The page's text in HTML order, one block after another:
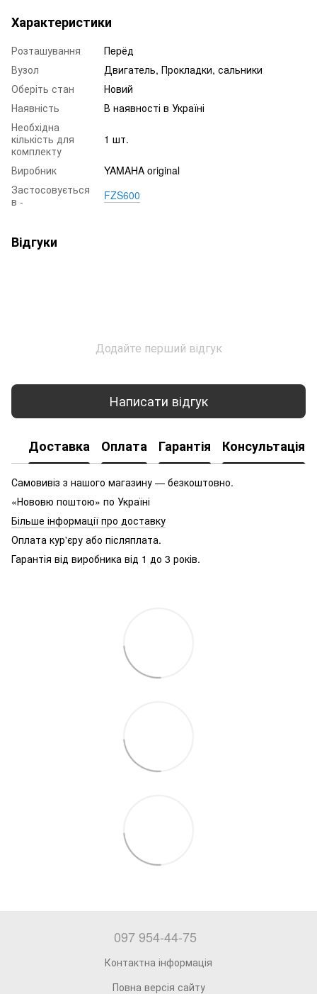
Характеристики
Розташування
Пepёд
Вузол
Двигатель, Прокладки, сальники
Оберіть стан
Новий
Наявність
В наявності в Україні
Необхідна
кількість для
комплекту
1 шт.
Виробник
YAMAHA original
Застосовується
в -
FZS600
Відгуки
Додайте перший відгук
Написати відгук
Доставка Оплата Гарантія Консультація
Самовивіз з нашого магазину — безкоштовно.
«Нововю поштою» по Україні
Більше інформації про доставку
Оплата кур'єру або післяплата.
Гарантія від виробника від 1 до 3 років.
097 954-44-75
Контактна інформація
Повна версія сайту